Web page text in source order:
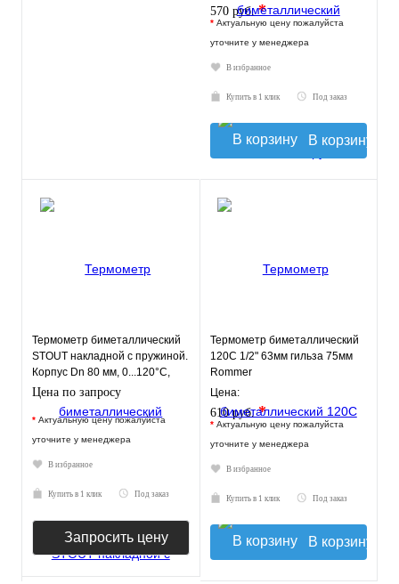
570 руб.*
* Актуальную цену пожалуйста
уточните у менеджера
В избранное
Купить в 1 клик Под заказ
В корзину
Термометр биметаллический
STOUT накладной с пружиной.
Корпус Dn 80 мм, 0...120°С,
1"-2"
Цена по запросу
* Актуальную цену пожалуйста
уточните у менеджера
В избранное
Купить в 1 клик Под заказ
Запросить цену
Термометр биметаллический
120С 1/2" 63мм гильза 75мм
Rommer
Цена:
610 руб.*
* Актуальную цену пожалуйста
уточните у менеджера
В избранное
Купить в 1 клик Под заказ
В корзину